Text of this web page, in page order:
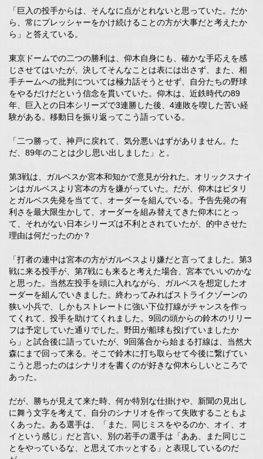
「巨入の投手からは、そんなに点がとれないと思っていた。だか
ら、常にプレッシャーをかけ続けることの方が大事だと考えたか
ら」と答えている。
東京ドームでの二つの勝利は、仰木自身にも、確かな手応えを感
じさせてはいたが、決してそんなことは表には出さず、また、相
手チームへの批判については極力話そうとせず、自分たちの野球
をやるだけだという信念を貫いていた。仰木は、近鉄時代の89
年、巨入との日本シリーズで3連勝した後、4連敗を喫した苦い経
験がある。移動日を振り返ってこう語っている。
「二つ勝って、神戸に戻れて、気分悪いはずがありません。た
だ、89年のことは少し思い出しました」と。
第3戦は、ガルベスか宮本和知かで意見が分れた。オリックスナイ
ンはガルベスより宮本の方を嫌がっていた。だが、仰木はピタリ
とガルベス先発を当てて、オーダーを組んでいる。予告先発の有
利さを最大限生かして、オーダーを組み替えてきた仰木にとっ
て、それがない日本シリーズは不利とされていたが、的中させた
理由は何だったのか？
「打者の連中は宮本の方がガルベスより嫌だと言ってました。第3
戦に来る投手が、第7戦にも来ると考えた場合、宮本でいいのかな
と思った。当然左投手を頭に入れながら、ガルベスを想定したオ
ーダーを組んでいきました。終わってみればストライクゾーンの
狭い小兵で、しかもストレートに強い下位打線がチャンスを作っ
てくれて、投手を助けてくれました。9回の頭からの鈴木のリリー
フは予定していた通りでした。野田が船球も投げていましたか
ら」と試合後に語っていたが、9回落合から始まる打線は、当然大
森にまで回って来る。そこで鈴木に打ち取らせて今後に繋げてい
こうと思ったのはシナリオを書くのが好きな仰木らしいところで
あった。
だが、勝ちが見えて来た時、何か特別な仕掛けや、新聞の見出し
に舞う文字を考えて、自分のシナリオを作って失敗することもよ
くあった。ある選手は、「また、同じミスをやるのか、オイ、オ
イという感じ」だと言い、別の若手の選手は「ああ、また同じこ
とをやっているな、と思えてホッとする」と表現しているのだ